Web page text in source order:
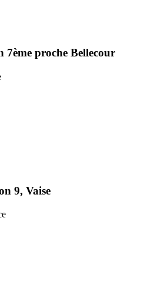
7ème proche Bellecour
9, Vaise